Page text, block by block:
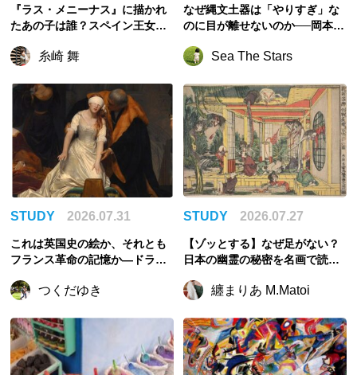
『ラス・メニーナス』に描かれ
たあの子は誰？スペイン王女マ
糸崎 舞
なぜ縄文土器は「やりすぎ」な
のに目が離せないのか──岡本太
脱
Sea The Stars
STUDY 2026.07.31
これは英国史の絵か、それとも
フランス革命の記憶か—ドラロ
レイの処刑》を読む
つくだゆき
STUDY 2026.07.27
【ゾッとする】なぜ足がない？
日本の幽霊の秘密を名画で読み
纏まりあ M.Matoi